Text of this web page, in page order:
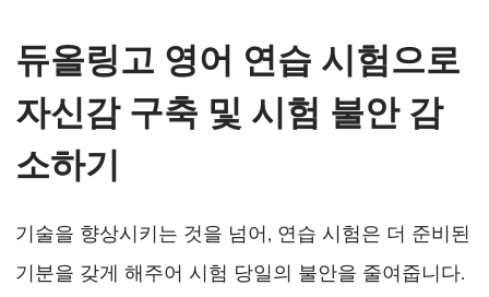
듀올링고 영어 연습 시험으로
자신감 구축 및 시험 불안 감
소하기
기술을 향상시키는 것을 넘어, 연습 시험은 더 준비된
기분을 갖게 해주어 시험 당일의 불안을 줄여줍니다.